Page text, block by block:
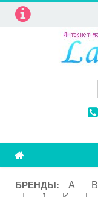
Ароматерапия
БРЕНДЫ: A B